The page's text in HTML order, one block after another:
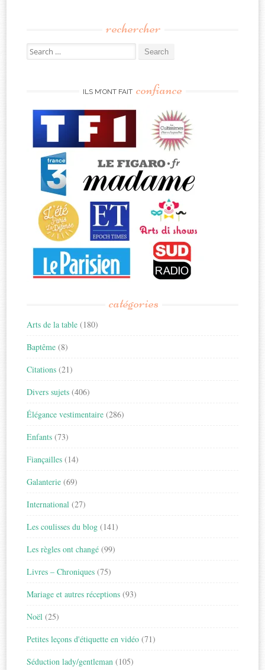
rechercher
Search
for:
ILS M’ONT FAIT confiance
catégories
Arts de la table (180)
Baptême (8)
Citations (21)
Divers sujets (406)
Élégance vestimentaire (286)
Enfants (73)
Fiançailles (14)
Galanterie (69)
International (27)
Les coulisses du blog (141)
Les règles ont changé (99)
Livres – Chroniques (75)
Mariage et autres réceptions (93)
Noël (25)
Petites leçons d'étiquette en vidéo (71)
Séduction lady/gentleman (105)